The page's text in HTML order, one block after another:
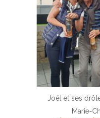
Joël et ses
Marie-